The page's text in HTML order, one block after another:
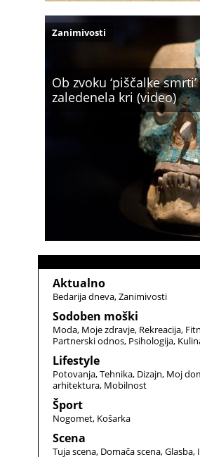
Ob zvoku ‘piščalke
zaledenela kri (video)
Zanimivosti
Aktualno
Bedarija dneva Zanimivosti
Sodoben moški
Moda Moje zdravje Rekreacija
Partnerski odnos Psihologija
Lifestyle
Potovanja Tehnika Dizajn Moj
arhitektura Mobilnost
Šport
Nogomet Košarka
Scena
Tuja scena Domača scena Glasba